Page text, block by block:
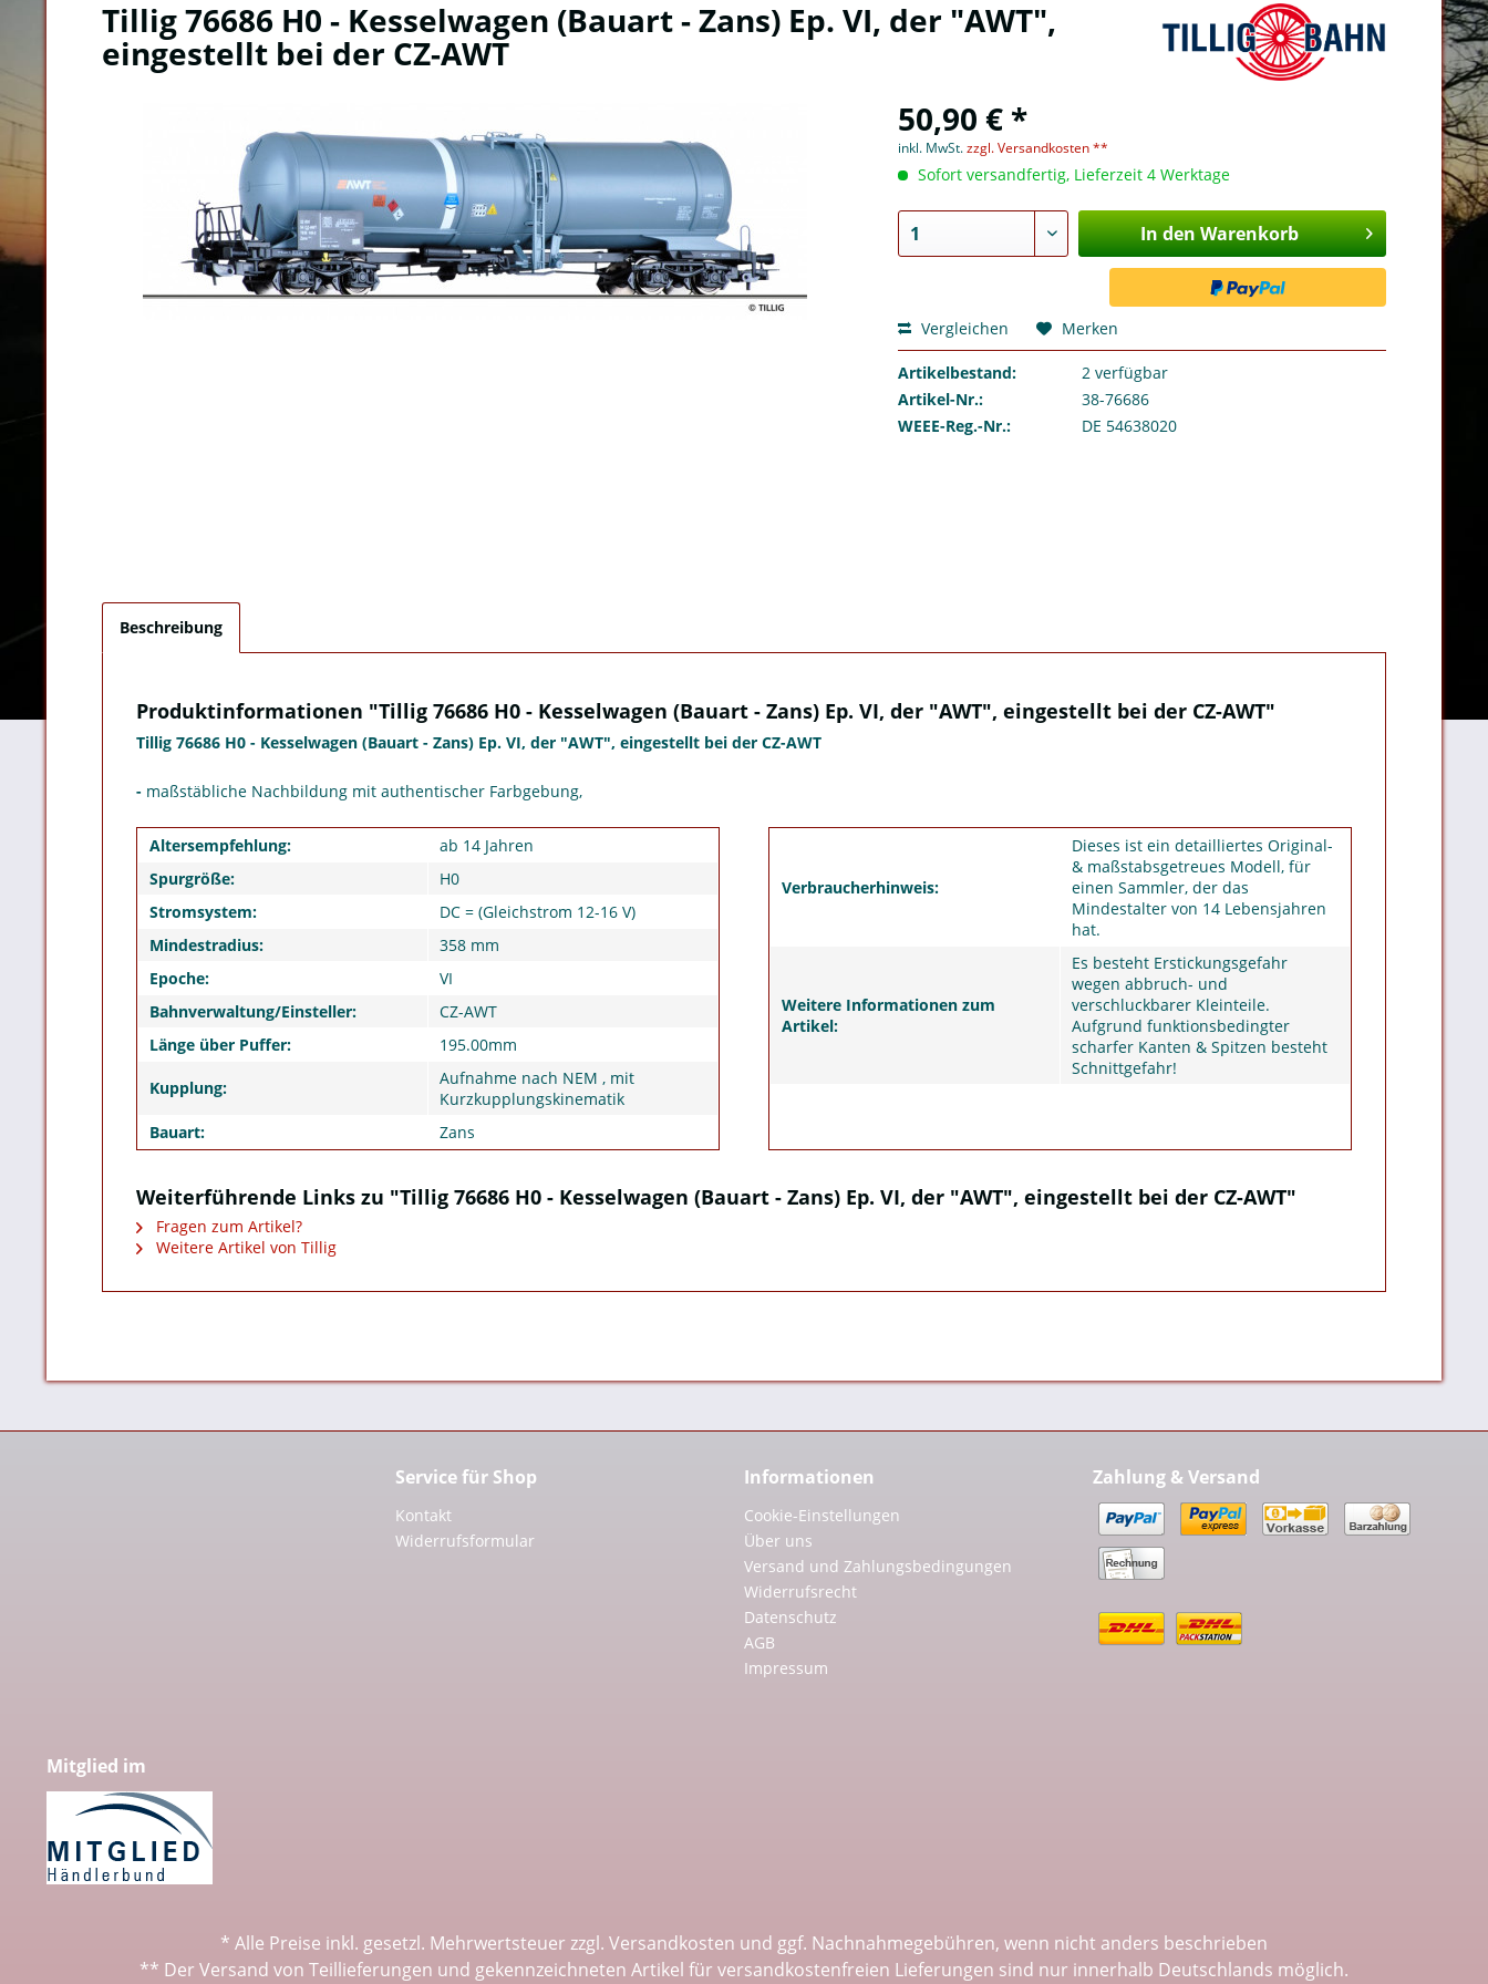
Tillig 76686 H0 - Kesselwagen (Bauart - Zans) Ep. VI, der "AWT",
eingestellt bei der CZ-AWT
50,90 € *
inkl. MwSt.zzgl. Versandkosten **
Sofort versandfertig, Lieferzeit 4 Werktage
In den Warenkorb
Vergleichen Merken
Artikelbestand: 2 verfügbar
Artikel-Nr.:
38-76686
WEEE-Reg.-Nr.:
DE 54638020
Beschreibung
Produktinformationen "Tillig 76686 H0 - Kesselwagen (Bauart - Zans) Ep. VI, der "AWT", eingestellt bei der CZ-AWT"
Tillig 76686 H0 - Kesselwagen (Bauart - Zans) Ep. VI, der "AWT", eingestellt bei der CZ-AWT
- maßstäbliche Nachbildung mit authentischer Farbgebung,
Altersempfehlung:
ab 14 Jahren
Spurgröße:
H0
Stromsystem:
DC = (Gleichstrom 12-16 V)
Mindestradius:
358 mm
Epoche:
VI
Bahnverwaltung/Einsteller:
CZ-AWT
Länge über Puffer:
195.00mm
Kupplung:
Aufnahme nach NEM , mit
Kurzkupplungskinematik
Bauart:
Zans
Verbraucherhinweis:
Dieses ist ein detailliertes Original-
& maßstabsgetreues Modell, für
einen Sammler, der das
Mindestalter von 14 Lebensjahren
hat.
Weitere Informationen zum
Artikel:
Es besteht Erstickungsgefahr
wegen abbruch- und
verschluckbarer Kleinteile.
Aufgrund funktionsbedingter
scharfer Kanten & Spitzen besteht
Schnittgefahr!
Weiterführende Links zu "Tillig 76686 H0 - Kesselwagen (Bauart - Zans) Ep. VI, der "AWT", eingestellt bei der CZ-AWT"
Fragen zum Artikel?
Weitere Artikel von Tillig
Service für Shop
Kontakt
Widerrufsformular
Informationen
Cookie-Einstellungen
Über uns
Versand und Zahlungsbedingungen
Widerrufsrecht
Datenschutz
AGB
Impressum
Zahlung & Versand
Mitglied im
* Alle Preise inkl. gesetzl. Mehrwertsteuer zzgl. Versandkosten und ggf. Nachnahmegebühren, wenn nicht anders beschrieben
** Der Versand von Teillieferungen und gekennzeichneten Artikel für versandkostenfreien Lieferungen sind nur innerhalb Deutschlands möglich.